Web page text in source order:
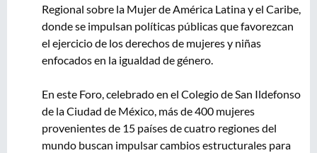
Regional sobre la Mujer de América Latina y el Caribe,
donde se impulsan políticas públicas que favorezcan
el ejercicio de los derechos de mujeres y niñas
enfocados en la igualdad de género.
En este Foro, celebrado en el Colegio de San Ildefonso
de la Ciudad de México, más de 400 mujeres
provenientes de 15 países de cuatro regiones del
mundo buscan impulsar cambios estructurales para